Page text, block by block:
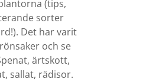
(tips,
sorter
Det har varit
och se
ärtskott,
sallat, rädisor.